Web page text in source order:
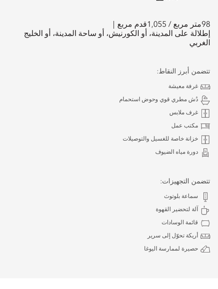
98متر مربع / 1,055قدم مربع
إطلالة على المدينة، أو الكورنيش، أو ساحة المدينة، أو الخليج
الغربي
تتضمن أبرز النقاط:
غرفة معيشة
دُش مطري قوي وحوض استحمام
غرف ملابس
مكتب عمل
خزانة خاصة للغسيل والتوصيلات
دورة مياه الضيوف
تتضمن التجهيزات:
سماعة بلوتوث
آلة لتحضير القهوة
قائمة الوسادات
أريكة تحوّل إلى سرير
حصيرة لممارسة اليوغا